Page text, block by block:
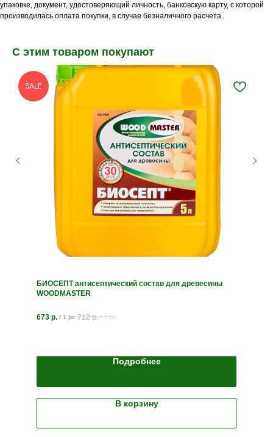
упаковке, документ, удостоверяющий личность, банковскую карту, с которой
производилась оплата покупки, в случае безналичного расчета.
С этим товаром покупают
SALE
БИОСЕПТ антисептический состав для древесины
WOODMASTER
673 р. / 1 pc 712 р. / 1 pc
Подробнее
В корзину